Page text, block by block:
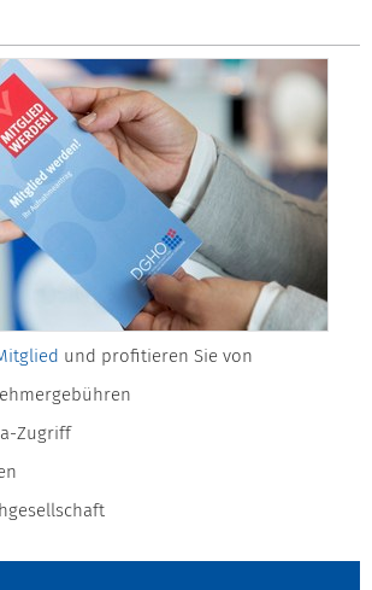
und profitieren Sie von
Zugriff